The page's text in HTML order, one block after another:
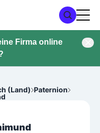
Firma online
(Land) Paternion